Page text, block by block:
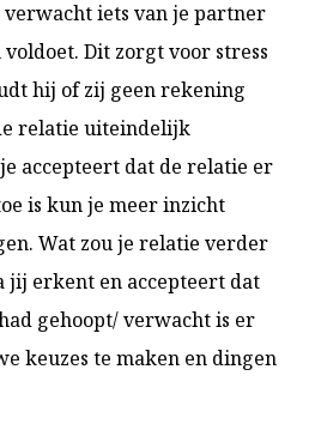
verwacht iets van je partner
Dit zorgt voor stress
hij of zij geen rekening
relatie uiteindelijk
accepteert dat de relatie er
is kun je meer inzicht
Wat zou je relatie verder
jij erkent en accepteert dat
gehoopt/ verwacht is er
keuzes te maken en dingen